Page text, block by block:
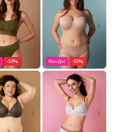
-53% Фан Дні -53%